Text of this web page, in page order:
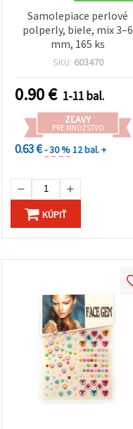
Samolepiace perlové
polperly, biele, mix 3–6
mm, 165 ks
SKU: 603470
0.90€ 1-11 bal.
ZĽAVY
PRE MNOŽSTVO
0.63 €- 30 %12 bal. +
KÚPIŤ